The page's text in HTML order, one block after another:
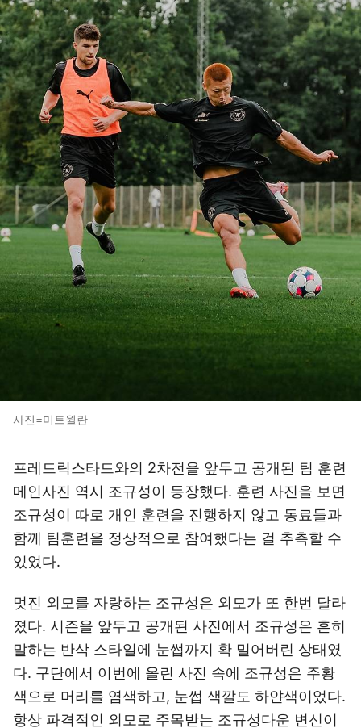
사진=미트윌란
프레드릭스타드와의 2차전을 앞두고 공개된 팀 훈련
메인사진 역시 조규성이 등장했다. 훈련 사진을 보면
조규성이 따로 개인 훈련을 진행하지 않고 동료들과
함께 팀훈련을 정상적으로 참여했다는 걸 추측할 수
있었다.
멋진 외모를 자랑하는 조규성은 외모가 또 한번 달라
졌다. 시즌을 앞두고 공개된 사진에서 조규성은 흔히
말하는 반삭 스타일에 눈썹까지 확 밀어버린 상태였
다. 구단에서 이번에 올린 사진 속에 조규성은 주황
색으로 머리를 염색하고, 눈썹 색깔도 하얀색이었다.
항상 파격적인 외모로 주목받는 조규성다운 변신이